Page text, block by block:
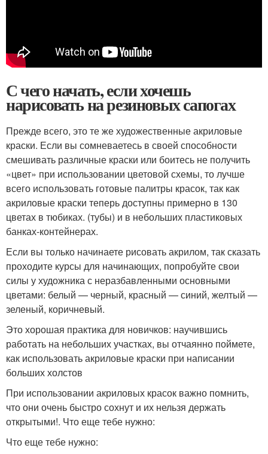
С чего начать, если хочешь
нарисовать на резиновых сапогах
Прежде всего, это те же художественные акриловые
краски. Если вы сомневаетесь в своей способности
смешивать различные краски или боитесь не получить
«цвет» при использовании цветовой схемы, то лучше
всего использовать готовые палитры красок, так как
акриловые краски теперь доступны примерно в 130
цветах в тюбиках. (тубы) и в небольших пластиковых
банках-контейнерах.
Если вы только начинаете рисовать акрилом, так сказать
проходите курсы для начинающих, попробуйте свои
силы у художника с неразбавленными основными
цветами: белый — черный, красный — синий, желтый —
зеленый, коричневый.
Это хорошая практика для новичков: научившись
работать на небольших участках, вы отчаянно поймете,
как использовать акриловые краски при написании
больших холстов
При использовании акриловых красок важно помнить,
что они очень быстро сохнут и их нельзя держать
открытыми!. Что еще тебе нужно:
Что еще тебе нужно: